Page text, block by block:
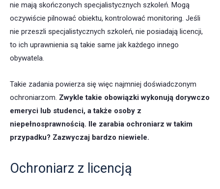
nie mają skończonych specjalistycznych szkoleń. Mogą
oczywiście pilnować obiektu, kontrolować monitoring. Jeśli
nie przeszli specjalistycznych szkoleń, nie posiadają licencji,
to ich uprawnienia są takie same jak każdego innego
obywatela.
Takie zadania powierza się więc najmniej doświadczonym
ochroniarzom. Zwykle takie obowiązki wykonują dorywczo
emeryci lub studenci, a także osoby z
niepełnosprawnością. Ile zarabia ochroniarz w takim
przypadku? Zazwyczaj bardzo niewiele.
Ochroniarz z licencją